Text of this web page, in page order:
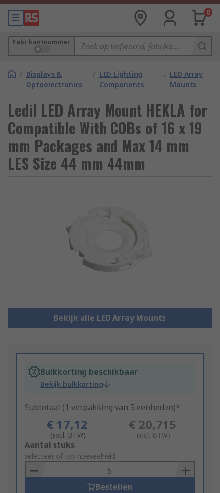
0
Fabrikantnummer
/ Displays &
Optoelectronics
/ LED Lighting
Components
/ LED Array
Mounts
Ledil LED Array Mount HEKLA for
Compatible With COBs of 16 x 19
mm Packages and Max 14 mm
LES Size 44 mm 44mm
Bekijk alle LED Array Mounts
Bulkkorting beschikbaar
Bekijk bulkkorting
Subtotaal (1 verpakking van 5 eenheden)*
€ 17,12
(excl. BTW)
€ 20,715
(incl. BTW)
Add
to
Basket
Aantal stuks
selecteer of typ hoeveelheid
Bestellen